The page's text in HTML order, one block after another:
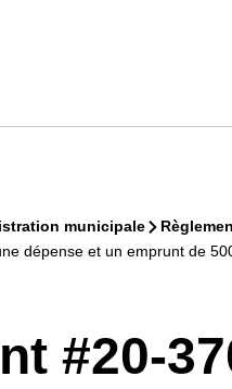
municipale
dépense et un emprunt de
#20-